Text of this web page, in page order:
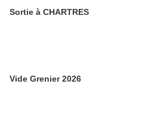
Sortie à CHARTRES
Vide Grenier 2026